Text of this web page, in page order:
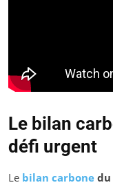
Le bilan
défi urgent
Le bilan carbone